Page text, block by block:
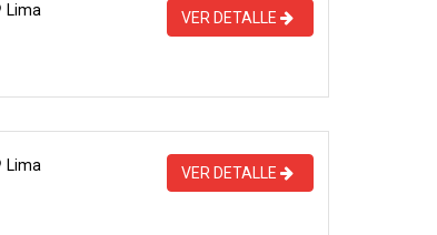
Lima VER DETALLE
Lima VER DETALLE